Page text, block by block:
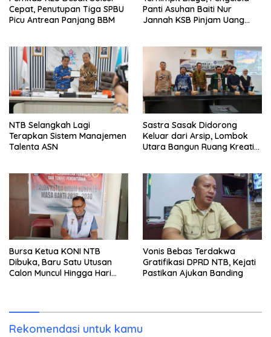
Cepat, Penutupan Tiga SPBU
Picu Antrean Panjang BBM
Panti Asuhan Baiti Nur
Jannah KSB Pinjam Uang
Kunjung Tuntas
NTB Selangkah Lagi
Terapkan Sistem Manajemen
Talenta ASN
Sastra Sasak Didorong
Keluar dari Arsip, Lombok
Utara Bangun Ruang Kreatif
Bursa Ketua KONI NTB
Dibuka, Baru Satu Utusan
Calon Muncul Hingga Hari
Vonis Bebas Terdakwa
Gratifikasi DPRD NTB, Kejati
Pastikan Ajukan Banding
Rekomendasi untuk kamu